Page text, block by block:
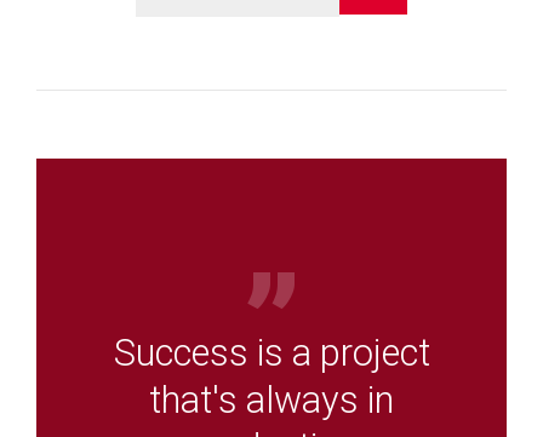
Success is a project
that's always in